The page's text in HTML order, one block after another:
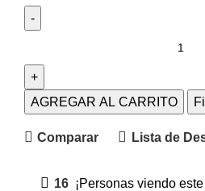
AGREGAR AL CARRITO
Comparar Lista de
16 ¡Personas viendo